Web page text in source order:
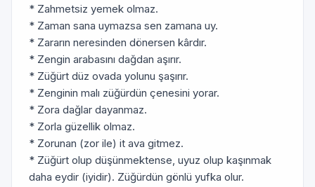
* Zahmetsiz yemek olmaz.
* Zaman sana uymazsa sen zamana uy.
* Zararın neresinden dönersen kârdır.
* Zengin arabasını dağdan aşırır.
* Züğürt düz ovada yolunu şaşırır.
* Zenginin malı züğürdün çenesini yorar.
* Zora dağlar dayanmaz.
* Zorla güzellik olmaz.
* Zorunan (zor ile) it ava gitmez.
* Züğürt olup düşünmektense, uyuz olup kaşınmak
daha eydir (iyidir). Züğürdün gönlü yufka olur.